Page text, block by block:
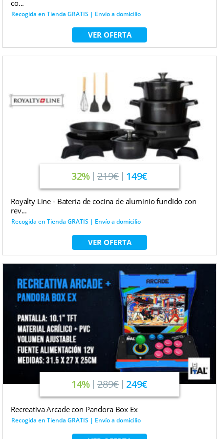
co...
Recogida en Tienda GRATIS | Envío a domicilio
VER OFERTA
32% 219€ 149€
Royalty Line - Batería de cocina de aluminio fundido con
rev...
Recogida en Tienda GRATIS | Envío a domicilio
VER OFERTA
14% 289€ 249€
Recreativa Arcade con Pandora Box Ex
Recogida en Tienda GRATIS | Envío a domicilio